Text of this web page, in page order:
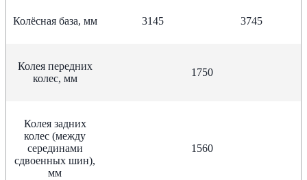
Колёсная база, мм 3145 3745
Колея передних
колес, мм
1750
Колея задних
колес (между
серединами
сдвоенных шин),
мм
1560